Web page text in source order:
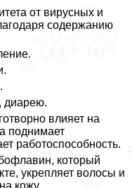
от вирусных и
содержанию
диарею.
влияет на
поднимает
работоспособность.
который
укрепляет волосы и